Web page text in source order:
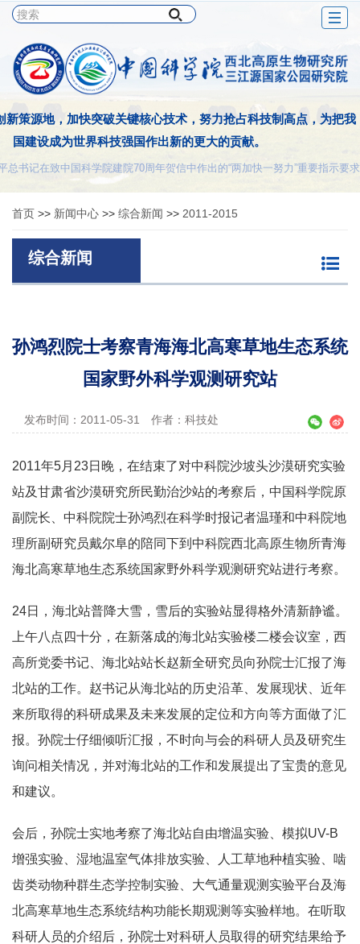
新策源地，加快突破关键核心技术，努力抢占科技制高点，为把我
国建设成为世界科技强国作出新的更大的贡献。
书记在致中国科学院建院70周年贺信中作出的“两加快一努力”重要指示要求
首页 >> 新闻中心 >> 综合新闻 >> 2011-2015
综合新闻
孙鸿烈院士考察青海海北高寒草地生态系统
国家野外科学观测研究站
发布时间：2011-05-31 作者：科技处
2011年5月23日晚，在结束了对中科院沙坡头沙漠研究实验
站及甘肃省沙漠研究所民勤治沙站的考察后，中国科学院原
副院长、中科院院士孙鸿烈在科学时报记者温瑾和中科院地
理所副研究员戴尔阜的陪同下到中科院西北高原生物所青海
海北高寒草地生态系统国家野外科学观测研究站进行考察。
24日，海北站普降大雪，雪后的实验站显得格外清新静谧。
上午八点四十分，在新落成的海北站实验楼二楼会议室，西
高所党委书记、海北站站长赵新全研究员向孙院士汇报了海
北站的工作。赵书记从海北站的历史沿革、发展现状、近年
来所取得的科研成果及未来发展的定位和方向等方面做了汇
报。孙院士仔细倾听汇报，不时向与会的科研人员及研究生
询问相关情况，并对海北站的工作和发展提出了宝贵的意见
和建议。
会后，孙院士实地考察了海北站自由增温实验、模拟UV-B
增强实验、湿地温室气体排放实验、人工草地种植实验、啮
齿类动物种群生态学控制实验、大气通量观测实验平台及海
北高寒草地生态系统结构功能长期观测等实验样地。在听取
科研人员的介绍后，孙院士对科研人员取得的研究结果给予